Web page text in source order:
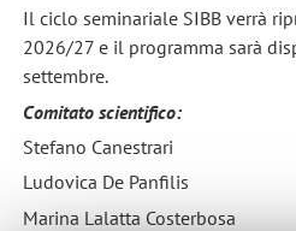
Il ciclo seminariale SIBB verrà
2026/27 e il programma sarà
settembre.
Comitato scientifico:
Stefano Canestrari
Ludovica De Panfilis
Marina Lalatta Costerbosa